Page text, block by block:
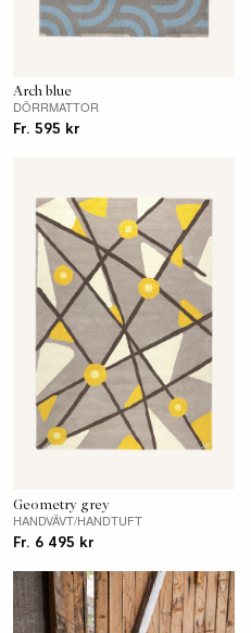
Arch blue
DÖRRMATTOR
Fr. 595 kr
Geometry grey
HANDVÄVT/HANDTUFT
Fr. 6 495 kr